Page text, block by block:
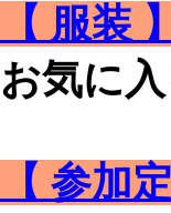
【 服装 】
お気に
【 参加